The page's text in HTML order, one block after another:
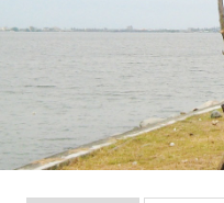
房
台
灣
訂